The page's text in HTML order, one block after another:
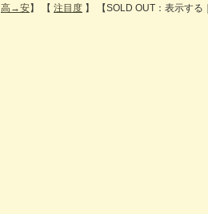
高→安】 【 注目度 】 【SOLD OUT：表示する｜